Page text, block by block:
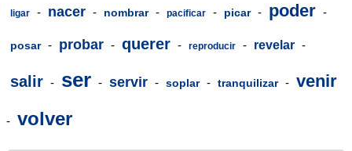
ligar - nacer - nombrar - pacificar - picar - poder -
posar - probar - querer - reproducir - revelar -
salir - ser - servir - soplar - tranquilizar - venir
- volver